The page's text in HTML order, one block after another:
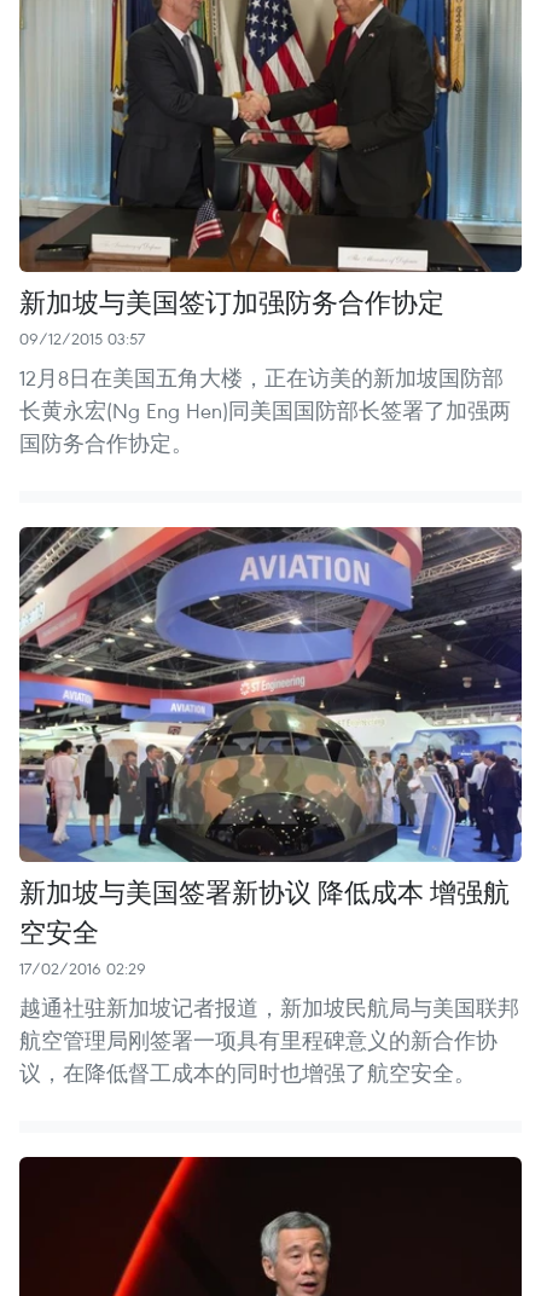
新加坡与美国签订加强防务合作协定
09/12/2015 03:57
12月8日在美国五角大楼，正在访美的新加坡国防部
长黄永宏(Ng Eng Hen)同美国国防部长签署了加强两
国防务合作协定。
新加坡与美国签署新协议 降低成本 增强航
空安全
17/02/2016 02:29
越通社驻新加坡记者报道，新加坡民航局与美国联邦
航空管理局刚签署一项具有里程碑意义的新合作协
议，在降低督工成本的同时也增强了航空安全。